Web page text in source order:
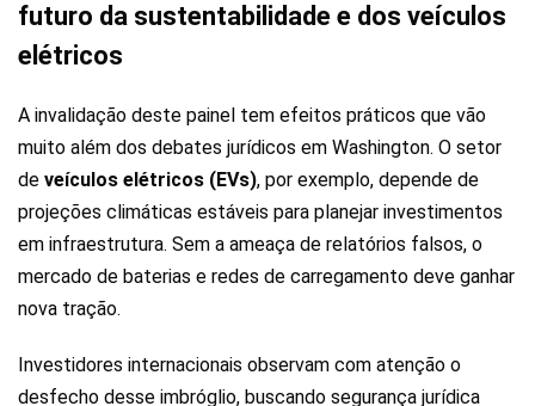
futuro da sustentabilidade e dos veículos
elétricos
A invalidação deste painel tem efeitos práticos que vão
muito além dos debates jurídicos em Washington. O setor
de veículos elétricos (EVs), por exemplo, depende de
projeções climáticas estáveis para planejar investimentos
em infraestrutura. Sem a ameaça de relatórios falsos, o
mercado de baterias e redes de carregamento deve ganhar
nova tração.
Investidores internacionais observam com atenção o
desfecho desse imbróglio, buscando segurança jurídica